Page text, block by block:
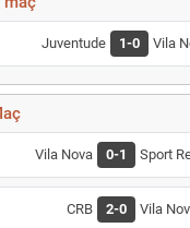
Juventude 1-0 Vila
Vila Nova 0-1 Sport
CRB 2-0 Vila